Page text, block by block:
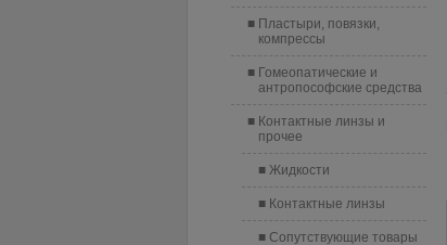
Пластыри, повязки,
компрессы
Гомеопатические и
антропософские средства
Контактные линзы и
прочее
Жидкости
Контактные линзы
Сопутствующие товары